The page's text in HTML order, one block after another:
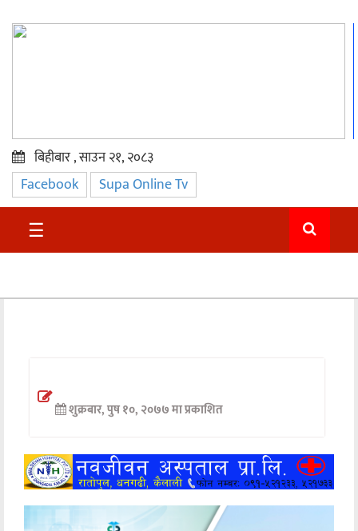
प्रमुख
समाचार
सुदुर
अन्तर्वार्ता
खेलकुद
मनोरञ्जन
अन्य
बिहीबार , साउन २१, २०८३
Facebook Supa Online Tv
☰
शुक्रबार, पुष १०, २०७७ मा प्रकाशित